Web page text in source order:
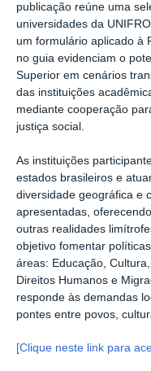
publicação reúne uma
universidades da
um formulário aplicado à
no guia evidenciam o
Superior em cenários
das instituições
mediante cooperação
justiça social.
As instituições
estados brasileiros e
diversidade geográfica e
apresentadas,
outras realidades
objetivo fomentar
áreas: Educação,
Direitos Humanos e
responde às demandas
pontes entre povos,
[Clique neste link para